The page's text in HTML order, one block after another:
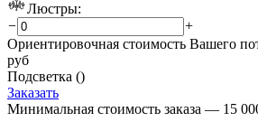
Люстры:
−
+
Ориентировочная стоимость Вашего
руб
Подсветка ()
Заказать
Минимальная стоимость заказа — 15